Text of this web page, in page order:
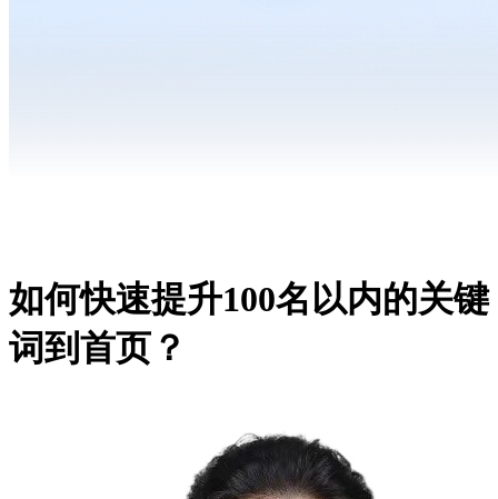
如何快速提升100名以内的关键
词到首页？